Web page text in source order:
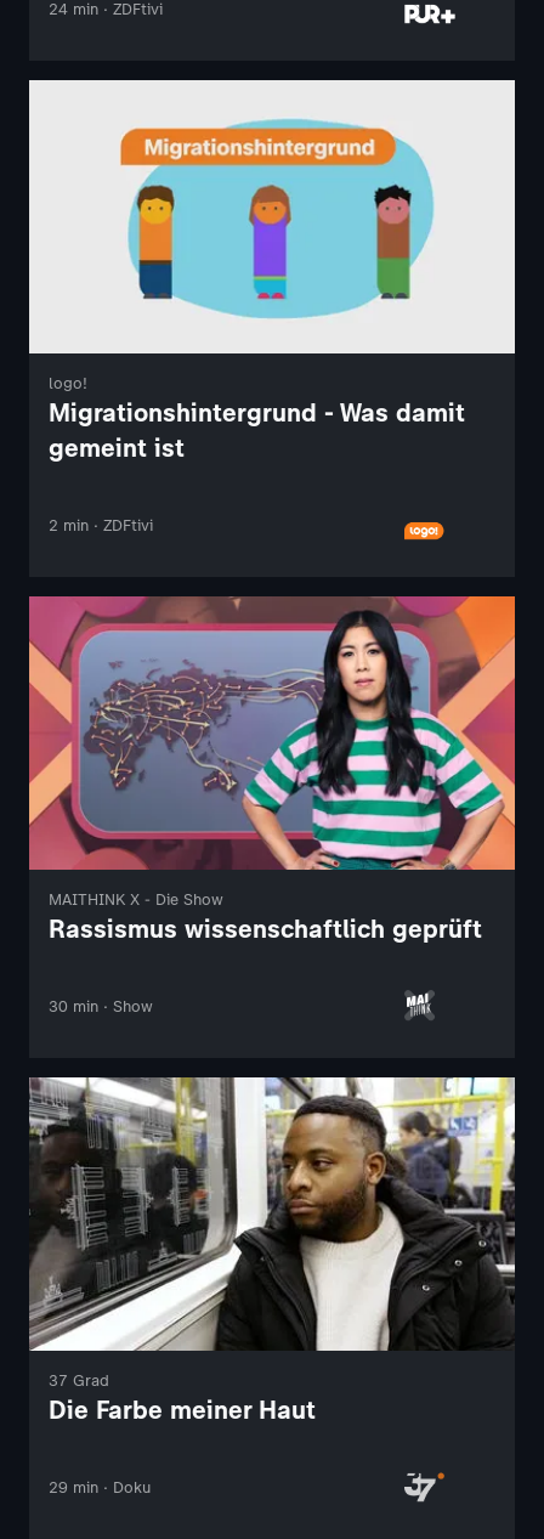
24 min · ZDFtivi
logo!
Migrationshintergrund - Was damit
gemeint ist
2 min · ZDFtivi
MAITHINK X - Die Show
Rassismus wissenschaftlich geprüft
30 min · Show
37 Grad
Die Farbe meiner Haut
29 min · Doku